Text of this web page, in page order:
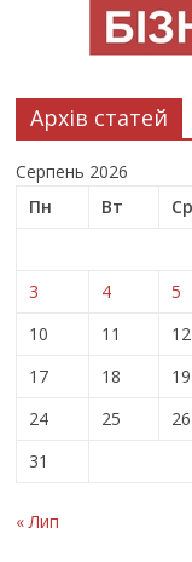
Архів статей
Серпень 2026
Пн
Вт Ср
3
4 5
10
11 12
17
18 19
24
25 26
31
« Лип